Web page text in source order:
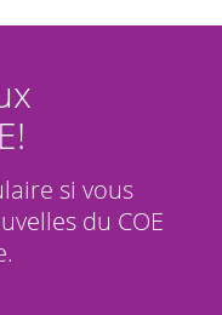
si vous
du COE